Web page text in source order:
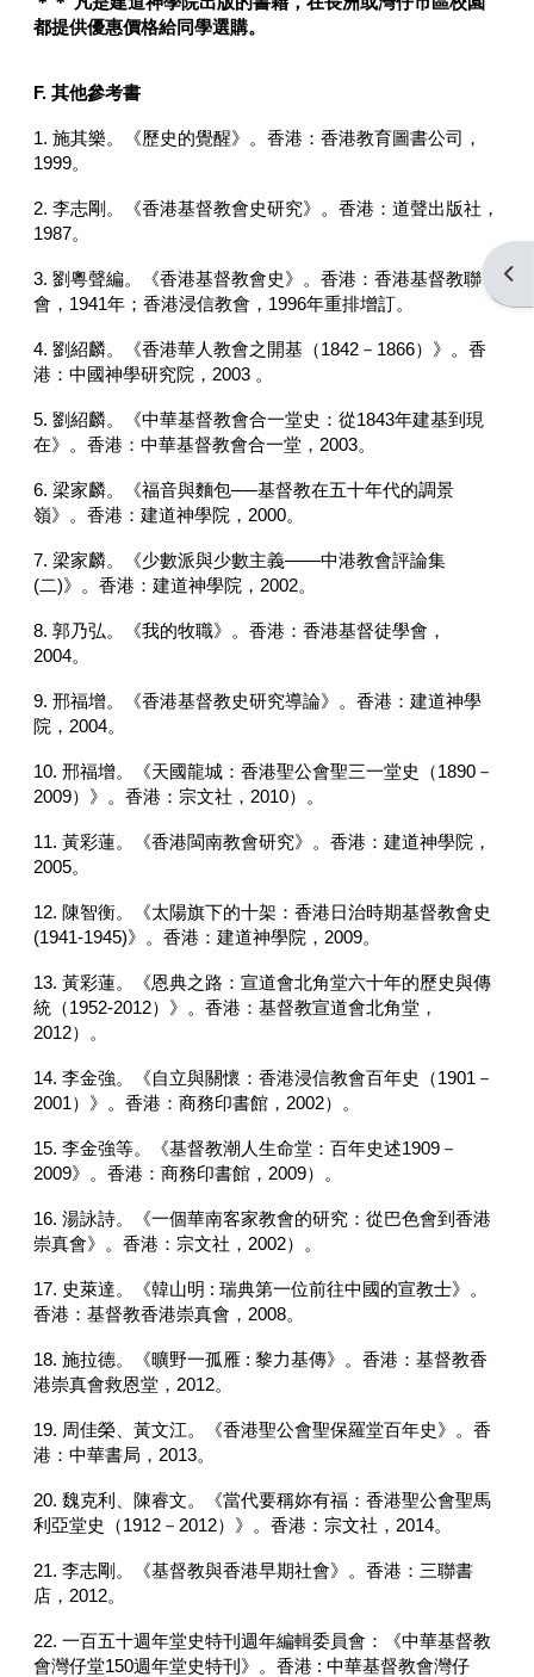
都提供優惠價格給同學選購。
F. 其他參考書
1. 施其樂。《歷史的覺醒》。香港：香港教育圖書公司，
1999。
2. 李志剛。《香港基督教會史研究》。香港：道聲出版社，
1987。
3. 劉粵聲編。《香港基督教會史》。香港：香港基督教聯
會，1941年；香港浸信教會，1996年重排增訂。
4. 劉紹麟。《香港華人教會之開基（1842－1866）》。香
港：中國神學研究院，2003 。
5. 劉紹麟。《中華基督教會合一堂史：從1843年建基到現
在》。香港：中華基督教會合一堂，2003。
6. 梁家麟。《福音與麵包──基督教在五十年代的調景
嶺》。香港：建道神學院，2000。
7. 梁家麟。《少數派與少數主義——中港教會評論集
(二)》。香港：建道神學院，2002。
8. 郭乃弘。《我的牧職》。香港：香港基督徒學會，
2004。
9. 邢福增。《香港基督教史研究導論》。香港：建道神學
院，2004。
10. 邢福增。《天國龍城：香港聖公會聖三一堂史（1890－
2009）》。香港：宗文社，2010）。
11. 黃彩蓮。《香港閩南教會研究》。香港：建道神學院，
2005。
12. 陳智衡。《太陽旗下的十架：香港日治時期基督教會史
(1941-1945)》。香港：建道神學院，2009。
13. 黃彩蓮。《恩典之路：宣道會北角堂六十年的歷史與傳
統（1952-2012）》。香港：基督教宣道會北角堂，
2012）。
14. 李金強。《自立與關懷：香港浸信教會百年史（1901－
2001）》。香港：商務印書館，2002）。
15. 李金強等。《基督教潮人生命堂：百年史述1909－
2009》。香港：商務印書館，2009）。
16. 湯詠詩。《一個華南客家教會的研究：從巴色會到香港
崇真會》。香港：宗文社，2002）。
17. 史萊達。《韓山明 : 瑞典第一位前往中國的宣教士》。
香港：基督教香港崇真會，2008。
18. 施拉德。《曠野一孤雁 : 黎力基傳》。香港：基督教香
港崇真會救恩堂，2012。
19. 周佳榮、黃文江。《香港聖公會聖保羅堂百年史》。香
港：中華書局，2013。
20. 魏克利、陳睿文。《當代要稱妳有福：香港聖公會聖馬
利亞堂史（1912－2012）》。香港：宗文社，2014。
21. 李志剛。《基督教與香港早期社會》。香港：三聯書
店，2012。
22. 一百五十週年堂史特刊週年編輯委員會：《中華基督教
會灣仔堂150週年堂史特刊》。香港 : 中華基督教會灣仔